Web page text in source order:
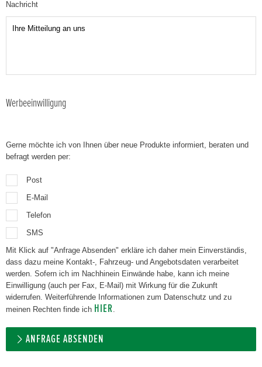
Nachricht
Werbeeinwilligung
Gerne möchte ich von Ihnen über neue Produkte informiert, beraten und
befragt werden per:
Post
E-Mail
Telefon
SMS
Mit Klick auf "Anfrage Absenden" erkläre ich daher mein Einverständis,
dass dazu meine Kontakt-, Fahrzeug- und Angebotsdaten verarbeitet
werden. Sofern ich im Nachhinein Einwände habe, kann ich meine
Einwilligung (auch per Fax, E-Mail) mit Wirkung für die Zukunft
widerrufen. Weiterführende Informationen zum Datenschutz und zu
meinen Rechten finde ich HIER.
ANFRAGE ABSENDEN